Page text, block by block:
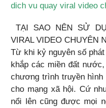
dich vu quay viral video
TẠI SAO NÊN SỬ
VIRAL VIDEO CHUYÊN
Từ khi kỷ nguyên số
khắp các miền đất
chương trình truyền
cho mạng xã hội. Cứ
nổi lên cũng được mọi